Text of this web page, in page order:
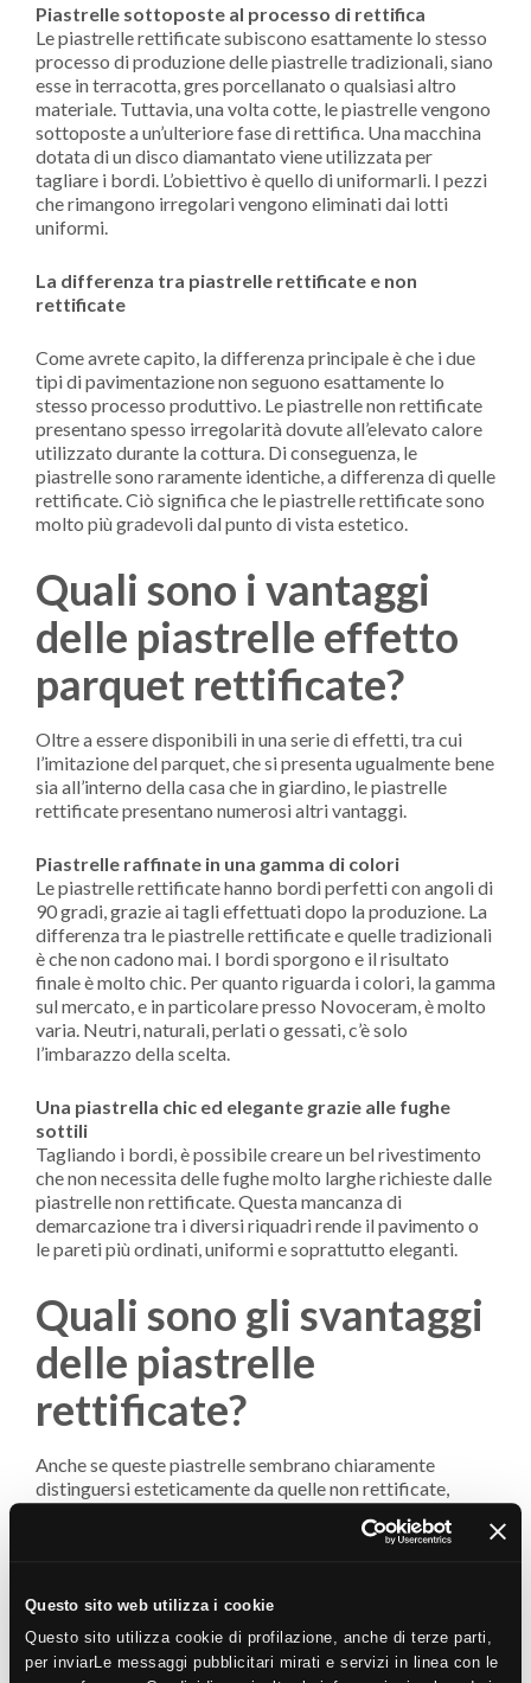
Questo sito web utilizza i cookie
Questo sito utilizza cookie di profilazione, anche di terze parti,
per inviarLe messaggi pubblicitari mirati e servizi in linea con le
Piastrelle sottoposte al processo di rettifica
Le piastrelle rettificate subiscono esattamente lo stesso
processo di produzione delle piastrelle tradizionali, siano
esse in terracotta, gres porcellanato o qualsiasi altro
materiale. Tuttavia, una volta cotte, le piastrelle vengono
sottoposte a un’ulteriore fase di rettifica. Una macchina
dotata di un disco diamantato viene utilizzata per
tagliare i bordi. L’obiettivo è quello di uniformarli. I pezzi
che rimangono irregolari vengono eliminati dai lotti
uniformi.
La differenza tra piastrelle rettificate e non
rettificate
Come avrete capito, la differenza principale è che i due
tipi di pavimentazione non seguono esattamente lo
stesso processo produttivo. Le piastrelle non rettificate
presentano spesso irregolarità dovute all’elevato calore
utilizzato durante la cottura. Di conseguenza, le
piastrelle sono raramente identiche, a differenza di quelle
rettificate. Ciò significa che le piastrelle rettificate sono
molto più gradevoli dal punto di vista estetico.
Quali sono i vantaggi
delle piastrelle effetto
parquet rettificate?
Oltre a essere disponibili in una serie di effetti, tra cui
l’imitazione del parquet, che si presenta ugualmente bene
sia all’interno della casa che in giardino, le piastrelle
rettificate presentano numerosi altri vantaggi.
Piastrelle raffinate in una gamma di colori
Le piastrelle rettificate hanno bordi perfetti con angoli di
90 gradi, grazie ai tagli effettuati dopo la produzione. La
differenza tra le piastrelle rettificate e quelle tradizionali
è che non cadono mai. I bordi sporgono e il risultato
finale è molto chic. Per quanto riguarda i colori, la gamma
sul mercato, e in particolare presso Novoceram, è molto
varia. Neutri, naturali, perlati o gessati, c’è solo
l’imbarazzo della scelta.
Una piastrella chic ed elegante grazie alle fughe
sottili
Tagliando i bordi, è possibile creare un bel rivestimento
che non necessita delle fughe molto larghe richieste dalle
piastrelle non rettificate. Questa mancanza di
demarcazione tra i diversi riquadri rende il pavimento o
le pareti più ordinati, uniformi e soprattutto eleganti.
Quali sono gli svantaggi
delle piastrelle
rettificate?
Anche se queste piastrelle sembrano chiaramente
distinguersi esteticamente da quelle non rettificate,
presentano alcuni svantaggi che vale la pena conoscere
prima dell’acquisto. Alcuni considerano questo tipo di
le piastrelle siano altamente resistenti ai trattamenti
fisici, meccanici o chimici.